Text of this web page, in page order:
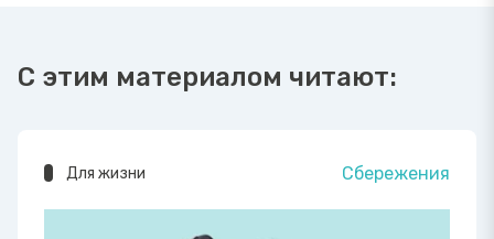
С этим материалом читают:
Для жизни Сбережения